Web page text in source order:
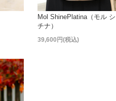
Mol ShinePlatina（モル
チナ）
39,600円(税込)